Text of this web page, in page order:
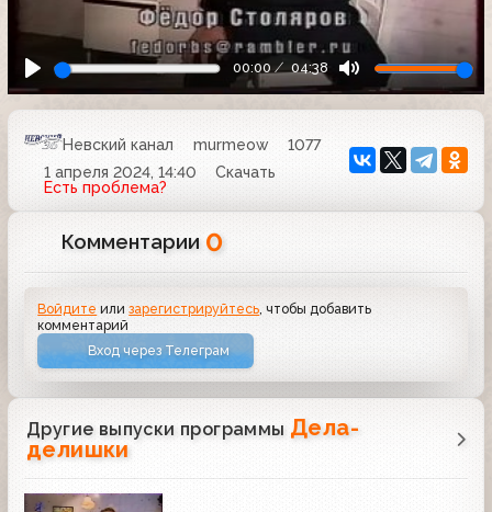
00:00 04:38
Невский канал murmeow
1077
1 апреля 2024, 14:40
Скачать
Есть проблема?
Комментарии 0
Войдите илизарегистрируйтесь , чтобы добавить
комментарий
Вход через Телеграм
Другие выпуски программы Дела-
делишки